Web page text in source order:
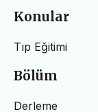
Konular
Tıp Eğitimi
Bölüm
Derleme